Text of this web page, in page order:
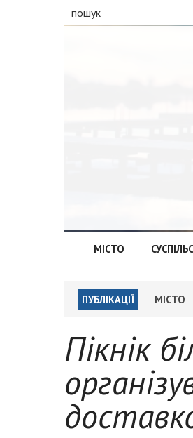
пошук
МІСТО
ПУБЛІКАЦІЇ МІСТО
Пікнік